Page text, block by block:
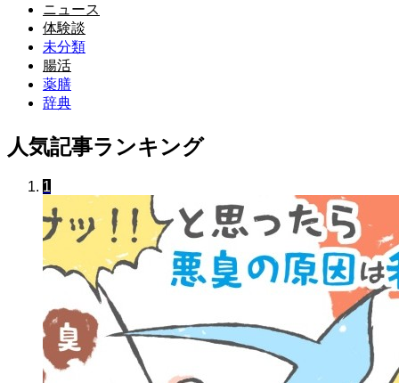
ニュース
体験談
未分類
腸活
薬膳
辞典
人気記事ランキング
1